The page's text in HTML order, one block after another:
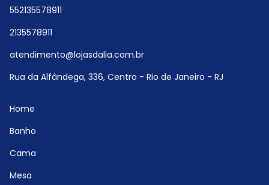
552135578911
2135578911
atendimento@lojasdalia.com.br
Rua da Alfândega, 336, Centro - Rio de Janeiro - RJ
Home
Banho
Cama
Mesa